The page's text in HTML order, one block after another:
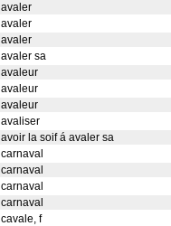
avaler
avaler
avaler
avaler sa
avaleur
avaleur
avaleur
avaliser
avoir la soif á avaler sa
carnaval
carnaval
carnaval
carnaval
cavale, f